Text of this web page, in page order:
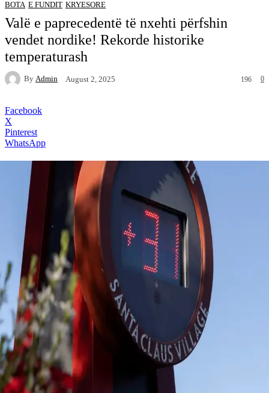
BOTA E FUNDIT KRYESORE
Valë e paprecedentë të nxehti përfshin
vendet nordike! Rekorde historike
temperaturash
By Admin August 2, 2025 0
196
Facebook
X
Pinterest
WhatsApp